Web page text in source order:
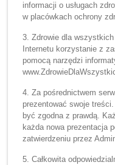
informacji o usługach
w placówkach ochrony
3. Zdrowie dla
Internetu korzystanie z
pomocą narzędzi
4. Za pośrednictwem
prezentować swoje
być zgodna z prawdą.
każda nowa prezentacja
zatwierdzeniu przez
5. Całkowita